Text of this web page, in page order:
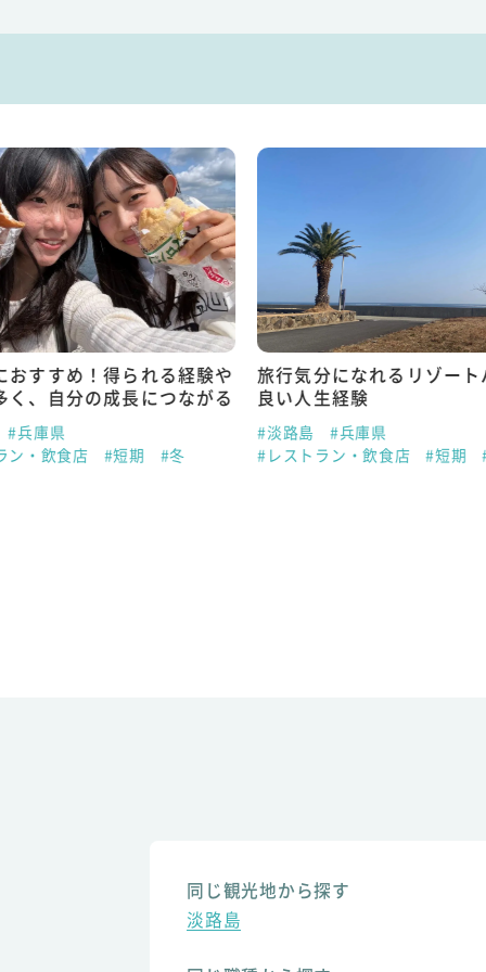
おすすめ！得られる経験や
く、自分の成長につながる
#兵庫県
ン・飲食店
#短期 #冬
旅行気分になれるリゾー
良い人生経験
#淡路島
#兵庫県
#レストラン・飲食店
#短期
同じ観光地から探す
淡路島